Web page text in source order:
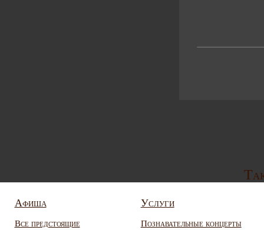
Афиша
Все предстоящие
Услуги
Познавательные концерты